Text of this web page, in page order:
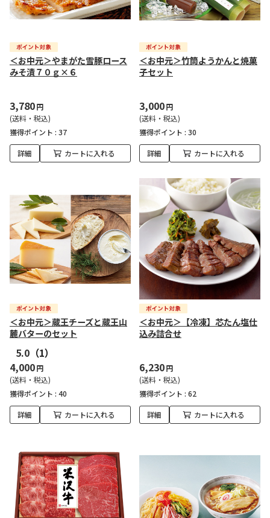
＜お中元＞やまがた雪豚ロース
みそ漬７０ｇ×６
3,780円
(送料・税込)
獲得ポイント : 37
詳細 カートに入れる
＜お中元＞竹筒ようかんと焼菓
子セット
3,000円
(送料・税込)
獲得ポイント : 30
詳細 カートに入れる
＜お中元＞蔵王チーズと蔵王山
麓バターのセット
5.0 （1）
4,000円
(送料・税込)
獲得ポイント : 40
詳細 カートに入れる
＜お中元＞【冷凍】芯たん塩仕
込み詰合せ
6,230円
(送料・税込)
獲得ポイント : 62
詳細 カートに入れる